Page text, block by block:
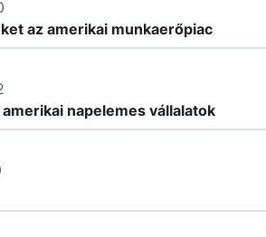
az amerikai munkaerőpiac
napelemes vállalatok